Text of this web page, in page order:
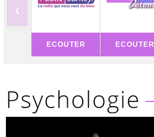
‹
ECOUTER ECOUTER